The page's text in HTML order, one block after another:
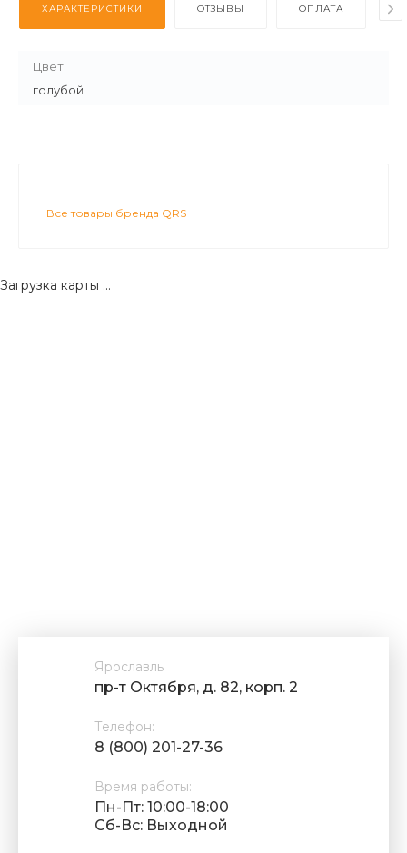
ХАРАКТЕРИСТИКИ ОТЗЫВЫ ОПЛАТА
Цвет
голубой
Все товары бренда QRS
Загрузка карты ...
Ярославль
пр-т Октября, д. 82, корп. 2
Телефон:
8 (800) 201-27-36
Время работы:
Пн-Пт: 10:00-18:00
Cб-Вс: Выходной